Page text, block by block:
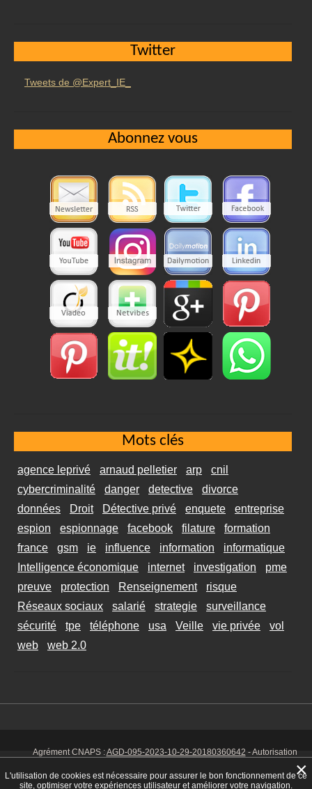
Twitter
Tweets de @Expert_IE_
Abonnez vous
Mots clés
agence leprivé arnaud pelletier arp
cnil
cybercriminalité
danger detective
divorce
données
Droit Détective privé enquete
entreprise
espion
espionnage facebook filature
formation
france
gsm ie influence information
informatique
Intelligence économique
internet investigation
pme
preuve
protection Renseignement
risque
Réseaux sociaux
salarié strategie
surveillance
sécurité
tpe téléphone usa Veille vie privée
vol
web
web 2.0
Agrément CNAPS :AGD-095-2023-10-29-20180360642 - Autorisation
925 00038 - Code NAF 8030 Z -Mentions Légales-CookiesTél. : 06 14
01 75 32
L'utilisation de cookies est nécessaire pour assurer le bon fonctionnement de ce
site, optimiser votre expériences utilisateur et améliorer votre navigation.
×